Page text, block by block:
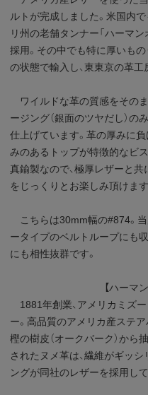
ルトが完成しました。米国内
リ州の老舗タンナー「ハーマ
採用。その中でも特に厚いもの
の状態で輸入し、東東京の革
ワイルドな革の質感をその
ージング（銀面のツヤだし）の
仕上げています。革の厚みに
みのあるトップが特徴的なビ
真鍮製なので、極厚レザーと
をじっくりとお楽しみ頂けます
こちらは30mm幅の#874。
ータイプのベルトループにも
にも相性抜群です。
【ハーマ
1881年創業、アメリカミズ
ー。高品質のアメリカ産ステ
樫の樹皮（オークバーク）か
されたヌメ革は、繊維がギッシ
ングが同社のレザーを採用し